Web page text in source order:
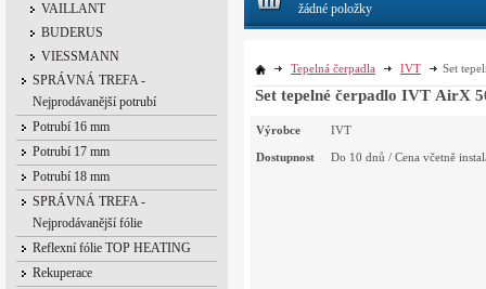
VAILLANT
BUDERUS
VIESSMANN
SPRÁVNÁ TREFA -
Nejprodávanější potrubí
Potrubí 16 mm
Potrubí 17 mm
Potrubí 18 mm
SPRÁVNÁ TREFA -
Nejprodávanější fólie
Reflexní fólie TOP HEATING
Rekuperace
Tepelná čerpadla IVT Set
Set tepelné čerpadlo IVT AirX
Výrobce IVT
Dostupnost Do 10 dnů / Cena včetně
žádné položky